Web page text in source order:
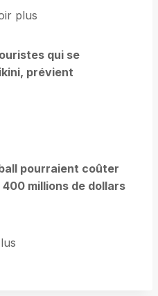
plus
qui se
prévient
pourraient coûter
millions de dollars